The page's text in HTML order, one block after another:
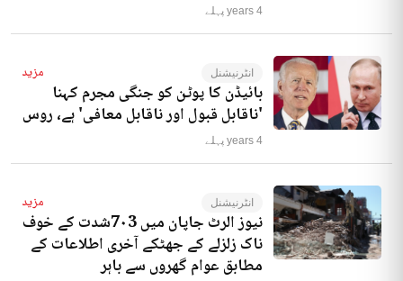
4 years پہلے
انٹرنیشنل مزید
بائیڈن کا پوٹن کو جنگی مجرم کہنا
'ناقابل قبول اور ناقابل معافی' ہے، روس
4 years پہلے
انٹرنیشنل مزید
نیوز الرٹ جاپان میں 7۰3شدت کے خوف
ناک زلزلے کے جھٹکے آخری اطلاعات کے
مطابق عوام گھروں سے باہر